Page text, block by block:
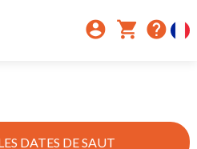
account_circle shopping_cart help
DATES DE SAUT